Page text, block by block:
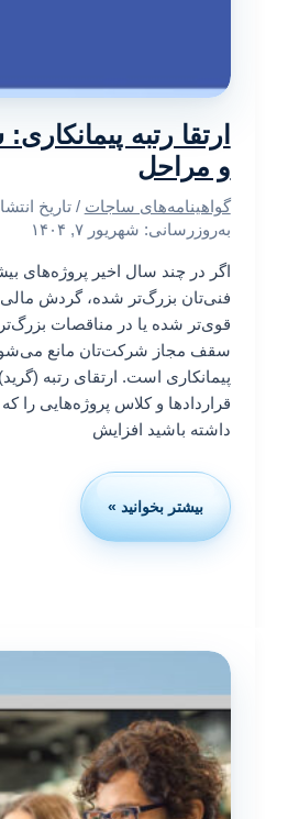
ارتقا رتبه
و مراحل
گواهینامه‌های ساجات/ تاریخ
به‌روزرسانی: شهریور ۷, ۱۴۰۴
اگر در چند سال اخیر پروژه‌های
فنی‌تان بزرگ‌تر شده، گردش مالی و
قوی‌تر شده یا در مناقصات
سقف مجاز شرکت‌تان مانع
پیمانکاری است. ارتقای رتبه
قراردادها و کلاس پروژه‌هایی را
داشته باشید افزایش
ارتقا
رتبه
بیشتر بخوانید »